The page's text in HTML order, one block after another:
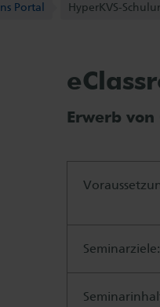
Portal
Portal HyperKVS-
Erwerb
Seminarziele: